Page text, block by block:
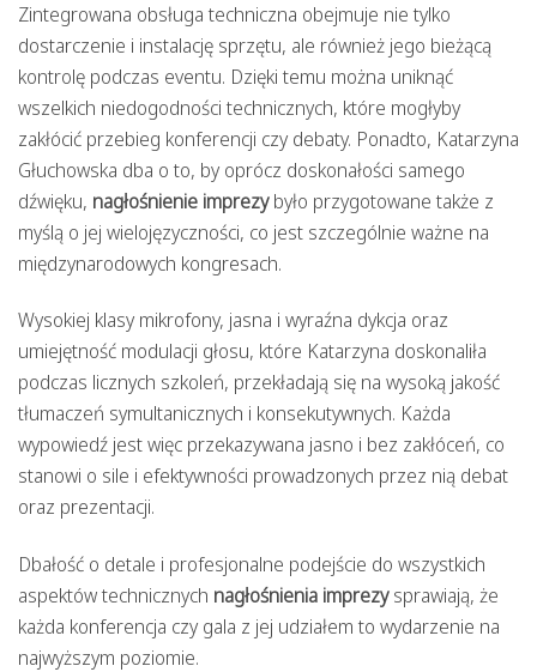
Zintegrowana obsługa techniczna obejmuje nie tylko
dostarczenie i instalację sprzętu, ale również jego bieżącą
kontrolę podczas eventu. Dzięki temu można uniknąć
wszelkich niedogodności technicznych, które mogłyby
zakłócić przebieg konferencji czy debaty. Ponadto, Katarzyna
Głuchowska dba o to, by oprócz doskonałości samego
dźwięku, nagłośnienie imprezybyło przygotowane także z
myślą o jej wielojęzyczności, co jest szczególnie ważne na
międzynarodowych kongresach.
Wysokiej klasy mikrofony, jasna i wyraźna dykcja oraz
umiejętność modulacji głosu, które Katarzyna doskonaliła
podczas licznych szkoleń, przekładają się na wysoką jakość
tłumaczeń symultanicznych i konsekutywnych. Każda
wypowiedź jest więc przekazywana jasno i bez zakłóceń, co
stanowi o sile i efektywności prowadzonych przez nią debat
oraz prezentacji.
Dbałość o detale i profesjonalne podejście do wszystkich
aspektów technicznych nagłośnienia imprezysprawiają, że
każda konferencja czy gala z jej udziałem to wydarzenie na
najwyższym poziomie.